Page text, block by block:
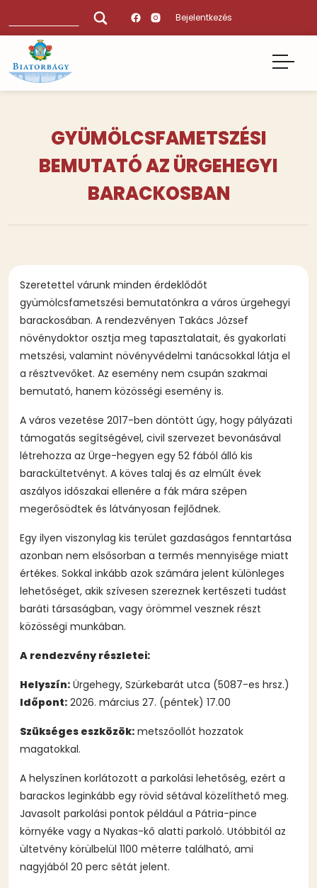
tartalomra
Bejelentkezés
GYÜMÖLCSFAMETSZÉSI
BEMUTATÓ AZ ÜRGEHEGYI
BARACKOSBAN
Szeretettel várunk minden érdeklődőt
gyümölcsfametszési bemutatónkra a város ürgehegyi
barackosában. A rendezvényen Takács József
növénydoktor osztja meg tapasztalatait, és gyakorlati
metszési, valamint növényvédelmi tanácsokkal látja el
a résztvevőket. Az esemény nem csupán szakmai
bemutató, hanem közösségi esemény is.
A város vezetése 2017-ben döntött úgy, hogy pályázati
támogatás segítségével, civil szervezet bevonásával
létrehozza az Ürge-hegyen egy 52 fából álló kis
barackültetvényt. A köves talaj és az elmúlt évek
aszályos időszakai ellenére a fák mára szépen
megerősödtek és látványosan fejlődnek.
Egy ilyen viszonylag kis terület gazdaságos fenntartása
azonban nem elsősorban a termés mennyisége miatt
értékes. Sokkal inkább azok számára jelent különleges
lehetőséget, akik szívesen szereznek kertészeti tudást
baráti társaságban, vagy örömmel vesznek részt
közösségi munkában.
A rendezvény részletei:
Helyszín: Ürgehegy, Szürkebarát utca (5087-es hrsz.)
Időpont: 2026. március 27. (péntek) 17.00
Szükséges eszközök: metszőollót hozzatok
magatokkal.
A helyszínen korlátozott a parkolási lehetőség, ezért a
barackos leginkább egy rövid sétával közelíthető meg.
Javasolt parkolási pontok például a Pátria-pince
környéke vagy a Nyakas-kő alatti parkoló. Utóbbitól az
ültetvény körülbelül 1100 méterre található, ami
nagyjából 20 perc sétát jelent.